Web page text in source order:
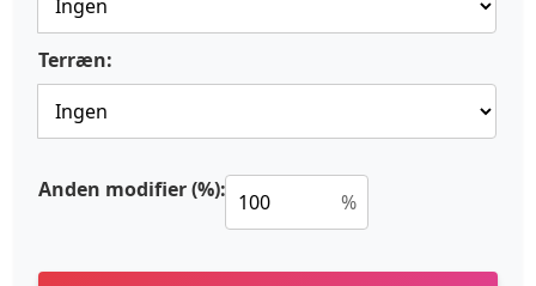
Terræn:
Anden modifier (%): %